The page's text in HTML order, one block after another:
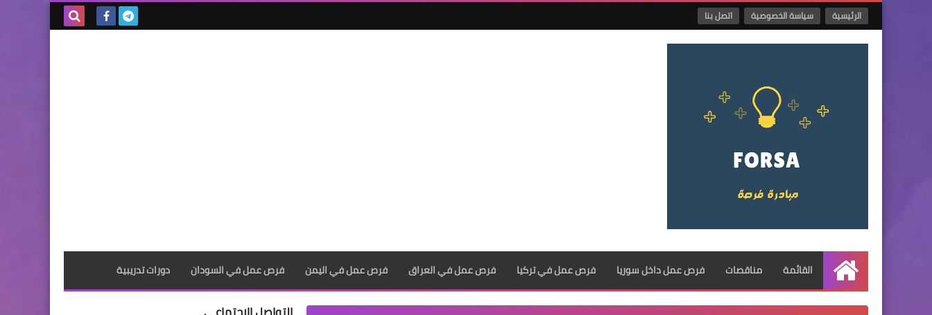
الرئيسية سياسة الخصوصية اتصل بنا
الرئيسية
القائمة مناقصات فرص عمل داخل سوريا فرص عمل في تركيا فرص عمل في العراق فرص عمل في اليمن فرص عمل في السودان دورات تدريبية